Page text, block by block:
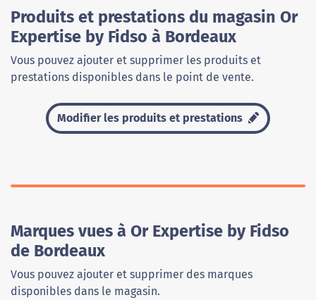
Produits et prestations du magasin Or
Expertise by Fidso à Bordeaux
Vous pouvez ajouter et supprimer les produits et
prestations disponibles dans le point de vente.
Modifier les produits et prestations
Marques vues à Or Expertise by Fidso
de Bordeaux
Vous pouvez ajouter et supprimer des marques
disponibles dans le magasin.